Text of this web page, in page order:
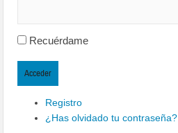
Recuérdame
Acceder
Registro
¿Has olvidado tu contraseña?